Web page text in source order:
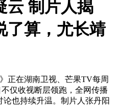
云 制片人揭
了算，尤长靖
正在湖南卫视、芒果TV每周
仅收视断层领跑，全网传播
论也持续升温。制片人张丹阳